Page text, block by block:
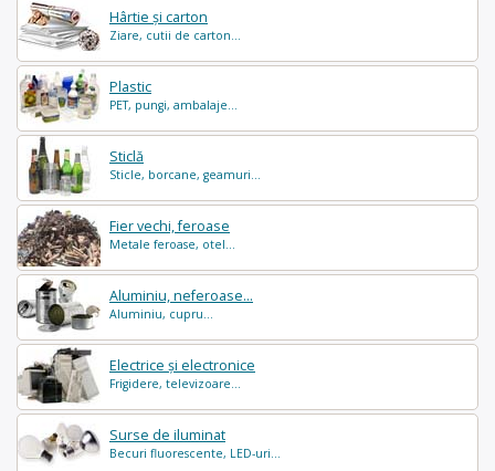
Hârtie și carton
Ziare, cutii de carton...
Plastic
PET, pungi, ambalaje...
Sticlă
Sticle, borcane, geamuri...
Fier vechi, feroase
Metale feroase, otel...
Aluminiu, neferoase...
Aluminiu, cupru...
Electrice și electronice
Frigidere, televizoare...
Surse de iluminat
Becuri fluorescente, LED-uri...